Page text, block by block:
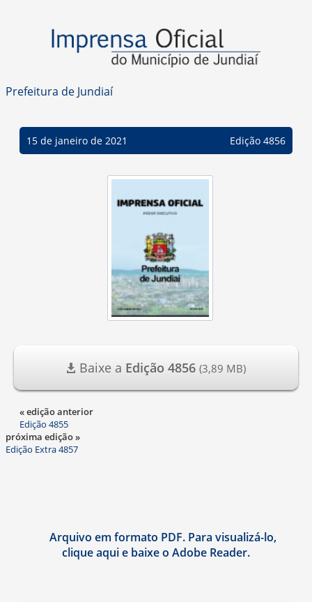
Prefeitura de Jundiaí
15 de janeiro de 2021 Edição 4856
Baixe a Edição 4856 (3,89 MB)
« edição anterior
Edição 4855
próxima edição »
Edição Extra 4857
Arquivo em formato PDF. Para visualizá-lo,
clique aqui e baixe o Adobe Reader.